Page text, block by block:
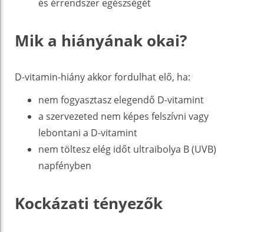
és érrendszer egészségét
Mik a hiányának okai?
D-vitamin-hiány akkor fordulhat elő, ha:
nem fogyasztasz elegendő D-vitamint
a szervezeted nem képes felszívni vagy
lebontani a D-vitamint
nem töltesz elég időt ultraibolya B (UVB)
napfényben
Kockázati tényezők